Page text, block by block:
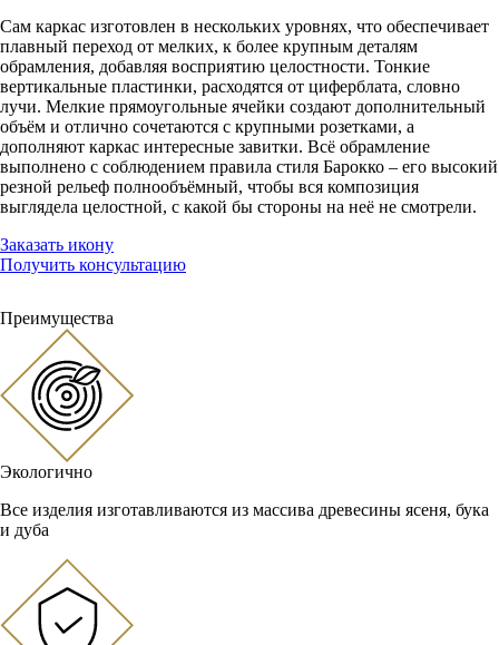
Сам каркас изготовлен в нескольких уровнях, что обеспечивает
плавный переход от мелких, к более крупным деталям
обрамления, добавляя восприятию целостности. Тонкие
вертикальные пластинки, расходятся от циферблата, словно
лучи. Мелкие прямоугольные ячейки создают дополнительный
объём и отлично сочетаются с крупными розетками, а
дополняют каркас интересные завитки. Всё обрамление
выполнено с соблюдением правила стиля Барокко – его высокий
резной рельеф полнообъёмный, чтобы вся композиция
выглядела целостной, с какой бы стороны на неё не смотрели.
Заказать икону
Получить консультацию
Преимущества
Экологично
Все изделия изготавливаются из массива древесины ясеня, бука
и дуба